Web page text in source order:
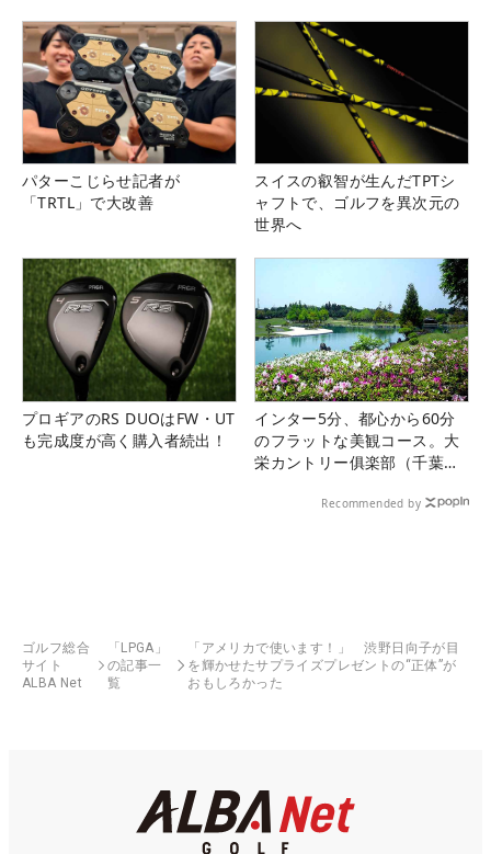
パターこじらせ記者が
「TRTL」で大改善
スイスの叡智が生んだTPTシ
ャフトで、ゴルフを異次元の
世界へ
プロギアのRS DUOはFW・UT
も完成度が高く購入者続出！
インター5分、都心から60分
のフラットな美観コース。大
栄カントリー俱楽部（千葉
Recommended by
ゴルフ総合
サイト
ALBA Net
「LPGA」
の記事一
覧
「アメリカで使います！」 渋野日向子が目
を輝かせたサプライズプレゼントの“正体”が
おもしろかった